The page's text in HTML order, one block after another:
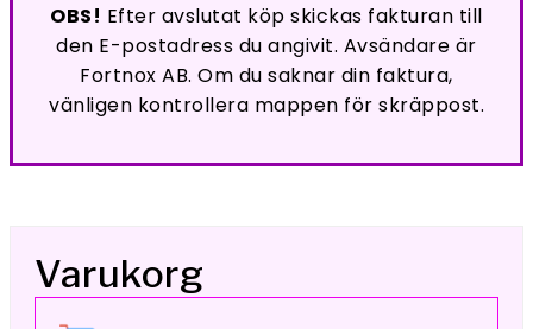
OBS! Efter avslutat köp skickas fakturan till
den E-postadress du angivit. Avsändare är
Fortnox AB. Om du saknar din faktura,
vänligen kontrollera mappen för skräppost.
Varukorg